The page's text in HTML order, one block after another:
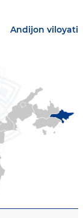
Andijon viloyati